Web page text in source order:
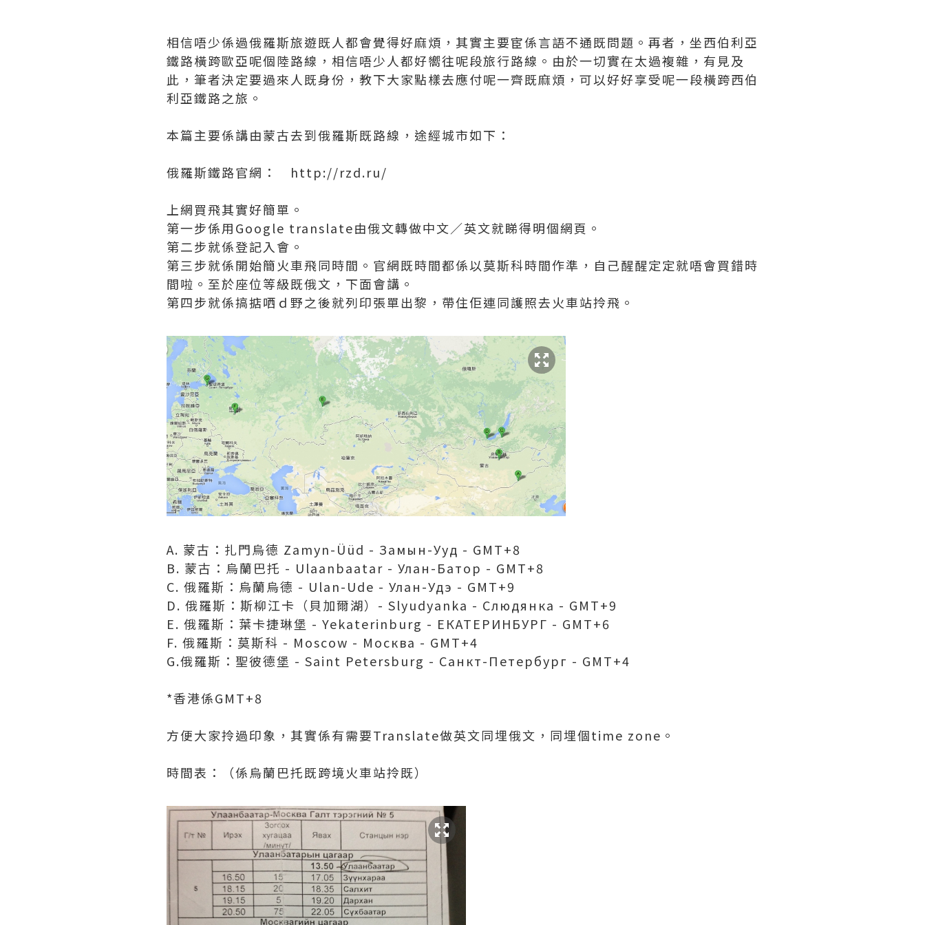
相信唔少係過俄羅斯旅遊既人都會覺得好麻煩，其實主要宦係言語不通既問題。再者，坐西伯利亞
鐵路橫跨歐亞呢個陸路線，相信唔少人都好嚮往呢段旅行路線。由於一切實在太過複雜，有見及
此，筆者決定要過來人既身份，教下大家點樣去應付呢一齊既麻煩，可以好好享受呢一段橫跨西伯
利亞鐵路之旅。
本篇主要係講由蒙古去到俄羅斯既路線，途經城市如下：
俄羅斯鐵路官網： http://rzd.ru/
上網買飛其實好簡單。
第一步係用Google translate由俄文轉做中文／英文就睇得明個網頁。
第二步就係登記入會。
第三步就係開始簡火車飛同時間。官網既時間都係以莫斯科時間作準，自己醒醒定定就唔會買錯時
間啦。至於座位等級既俄文，下面會講。
第四步就係搞掂哂ｄ野之後就列印張單出黎，帶住佢連同護照去火車站拎飛。
A. 蒙古：扎門烏德 Zamyn-Üüd - Замын-Ууд - GMT+8
B. 蒙古：烏蘭巴托 - Ulaanbaatar - Улан-Батор - GMT+8
C. 俄羅斯：烏蘭烏德 - Ulan-Ude - Улан-Удэ - GMT+9
D. 俄羅斯：斯柳江卡（貝加爾湖）- Slyudyanka - Слюдянка - GMT+9
E. 俄羅斯：葉卡捷琳堡 - Yekaterinburg - ЕКАТЕРИНБУРГ - GMT+6
F. 俄羅斯：莫斯科 - Moscow - Москва - GMT+4
G.俄羅斯：聖彼德堡 - Saint Petersburg - Санкт-Петербург - GMT+4
*香港係GMT+8
方便大家拎過印象，其實係有需要Translate做英文同埋俄文，同埋個time zone。
時間表：（係烏蘭巴托既跨境火車站拎既）